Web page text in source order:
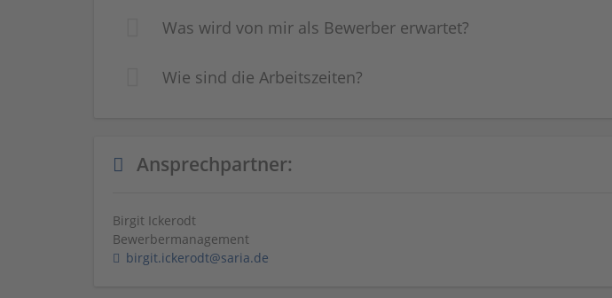
Was wird von mir als Bewerber erwartet?
Wie sind die Arbeitszeiten?
Ansprechpartner:
Birgit Ickerodt
Bewerbermanagement
birgit.ickerodt@saria.de